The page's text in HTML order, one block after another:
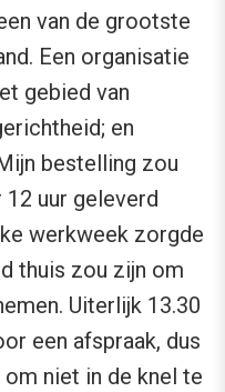
van de grootste
Een organisatie
gebied van
en
bestelling zou
uur geleverd
werkweek zorgde
thuis zou zijn om
Uiterlijk 13.30
een afspraak, dus
niet in de knel te